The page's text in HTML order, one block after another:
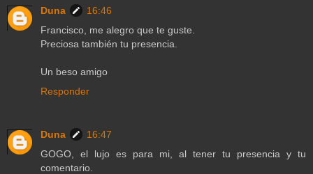
Duna
16:46
Francisco, me alegro que te guste.
Preciosa también tu presencia.
Un beso amigo
Responder
Duna
16:47
GOGO, el lujo es para mi, al tener tu presencia y tu
comentario.